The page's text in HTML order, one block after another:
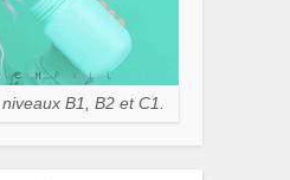
B1, B2 et C1.